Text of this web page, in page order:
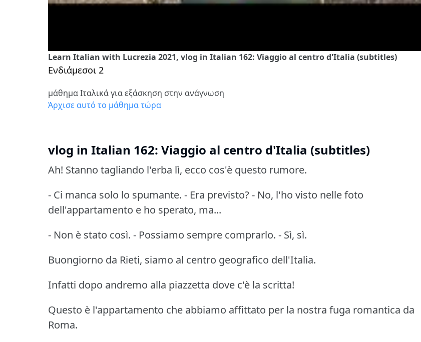
Learn Italian with Lucrezia 2021, vlog in Italian 162: Viaggio al centro d'Italia (subtitles)
Ενδιάμεσοι 2
μάθημα Ιταλικά για εξάσκηση στην ανάγνωση
Άρχισε αυτό το μάθημα τώρα
vlog in Italian 162: Viaggio al centro d'Italia (subtitles)
Ah! Stanno tagliando l'erba lì, ecco cos'è questo rumore.
- Ci manca solo lo spumante. - Era previsto? - No, l'ho visto nelle foto
dell'appartamento e ho sperato, ma...
- Non è stato così. - Possiamo sempre comprarlo. - Sì, sì.
Buongiorno da Rieti, siamo al centro geografico dell'Italia.
Infatti dopo andremo alla piazzetta dove c'è la scritta!
Questo è l'appartamento che abbiamo affittato per la nostra fuga romantica da
Roma.